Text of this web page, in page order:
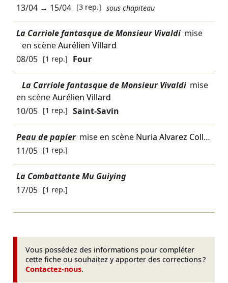
13/04→ 15/04 [3 rep.] sous chapiteau
La Carriole fantasque de Monsieur Vivaldi mise
en scèneAurélien Villard
08/05 [1 rep.] Four
La Carriole fantasque de Monsieur Vivaldi mise
en scèneAurélien Villard
10/05 [1 rep.] Saint-Savin
Peau de papier mise en scène Nuria Alvarez Coll…
11/05 [1 rep.]
La Combattante Mu Guiying
17/05 [1 rep.]
Vous possédez des informations pour compléter
cette fiche ou souhaitez y apporter des corrections ?
Contactez-nous.